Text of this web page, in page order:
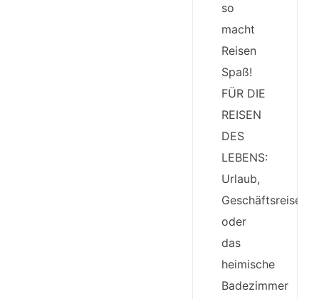
so
macht
Reisen
Spaß!
FÜR DIE
REISEN
DES
LEBENS:
Urlaub,
Geschäftsreisen
oder
das
heimische
Badezimmer